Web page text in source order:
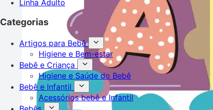
Linha Adulto
Categorias
Artigos para Bebê
Higiene e Bem-estar
Bebê e Criança
Higiene e Saúde do Bebê
Bebê e Infantil
Acessórios bebê e Infantil